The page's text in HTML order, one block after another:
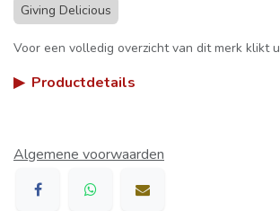
Giving Delicious
Voor een volledig overzicht van dit merk klikt u
▶ Productdetails
Algemene voorwaarden